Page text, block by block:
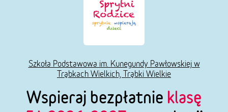
Szkoła Podstawowa im. Kunegundy Pawłowskiej w
Trąbkach Wielkich, Trąbki Wielkie
Wspieraj bezpłatnie klasę